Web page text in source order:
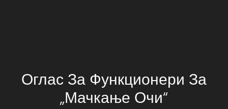
Оглас За Функционери За
„мачкање Очи“